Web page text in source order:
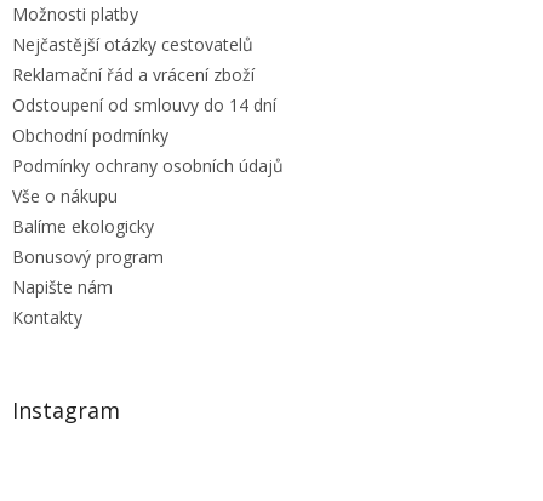
Možnosti platby
Nejčastější otázky cestovatelů
Reklamační řád a vrácení zboží
Odstoupení od smlouvy do 14 dní
Obchodní podmínky
Podmínky ochrany osobních údajů
Vše o nákupu
Balíme ekologicky
Bonusový program
Napište nám
Kontakty
Instagram